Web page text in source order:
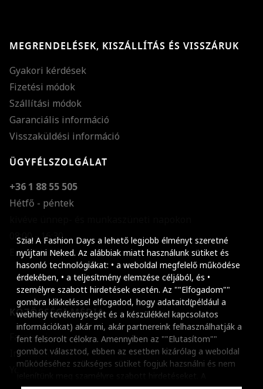
Szia! A Fashion Days a lehető legjobb élményt szeretné
nyújtani Neked. Az alábbiak miatt használunk sütiket és
hasonló technológiákat: • a weboldal megfelelő működése
érdekében, • a teljesítmény elemzése céljából, és •
személyre szabott hirdetések esetén. Az ""Elfogadom""
gombra klikkeléssel elfogadod, hogy adataitd(például a
webhely tevékenységét és a készülékkel kapcsolatos
információkat) akár mi, akár partnereink felhasználhatják a
fent felsorolt célokra. Amennyiben az ""Elutasítom""
gombot választod, ebben az esetben kizárólag a weboldal
működéséhez szükséges sütiket fogjuk hazsnálni és nem
MEGRENDELÉSEK, KISZÁLLÍTÁS ÉS VISSZÁRUK
Gyakori kérdések
Fizetési módok
Szállítási módok
Garanciális információ
Visszaküldési információ
ÜGYFÉLSZOLGÁLAT
+36 1 88 55 505
Hétfő - péntek
08:00 - 16:30
E-mail küldése
KÖZÖSSÉGI MÉDIA
Facebook
Instagram
Youtube
Szöveg méretének
Szóköz növelése
Szóköz csökkentése
Sortávolság
Sortávolság
Színek invertálása